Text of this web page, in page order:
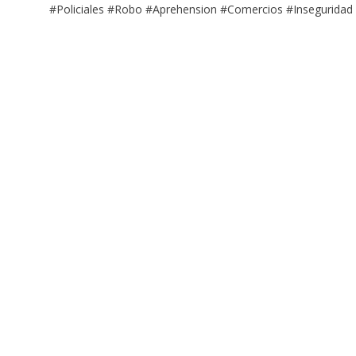
#Policiales #Robo #Aprehension #Comercios #Inseguridad